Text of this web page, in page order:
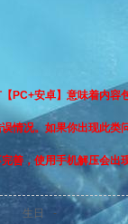
PC+安卓】意味着内
情况。如果你出现此类
善，使用手机解压会
生日
-